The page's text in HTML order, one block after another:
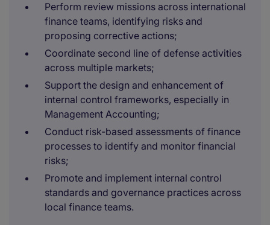
Perform review missions across international
finance teams, identifying risks and
proposing corrective actions;
Coordinate second line of defense activities
across multiple markets;
Support the design and enhancement of
internal control frameworks, especially in
Management Accounting;
Conduct risk-based assessments of finance
processes to identify and monitor financial
risks;
Promote and implement internal control
standards and governance practices across
local finance teams.